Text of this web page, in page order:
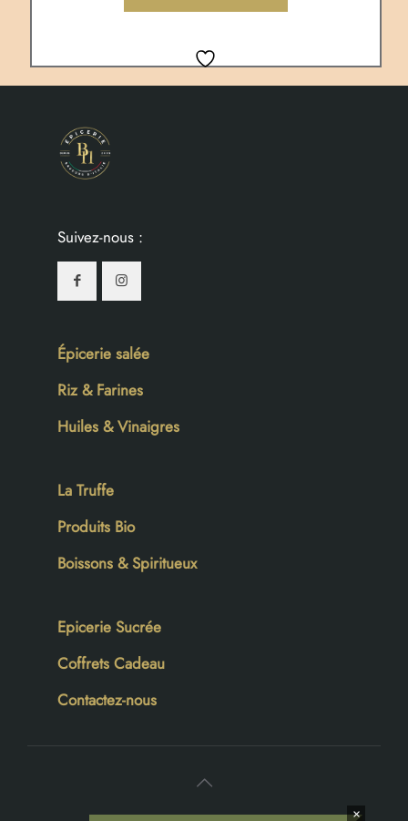
Suivez-nous :
Épicerie salée
Riz & Farines
Huiles & Vinaigres
La Truffe
Produits Bio
Boissons & Spiritueux
Epicerie Sucrée
Coffrets Cadeau
Contactez-nous